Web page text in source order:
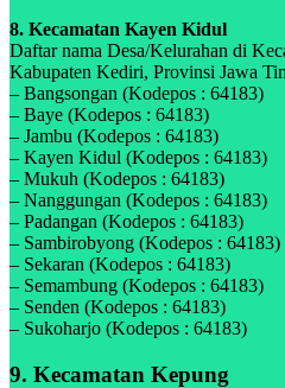
8. Kecamatan Kayen Kidul
Daftar nama Desa/Kelurahan di
Kabupaten Kediri, Provinsi Jawa
– Bangsongan (Kodepos : 64183)
– Baye (Kodepos : 64183)
– Jambu (Kodepos : 64183)
– Kayen Kidul (Kodepos : 64183)
– Mukuh (Kodepos : 64183)
– Nanggungan (Kodepos : 64183)
– Padangan (Kodepos : 64183)
– Sambirobyong (Kodepos : 64183)
– Sekaran (Kodepos : 64183)
– Semambung (Kodepos : 64183)
– Senden (Kodepos : 64183)
– Sukoharjo (Kodepos : 64183)
9. Kecamatan Kepung